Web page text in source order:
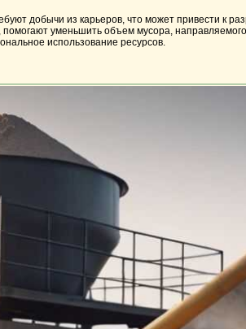
добычи из карьеров, что может привести
уменьшить объем мусора,
использование ресурсов.